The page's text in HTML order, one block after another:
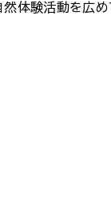
然体験活動を広め